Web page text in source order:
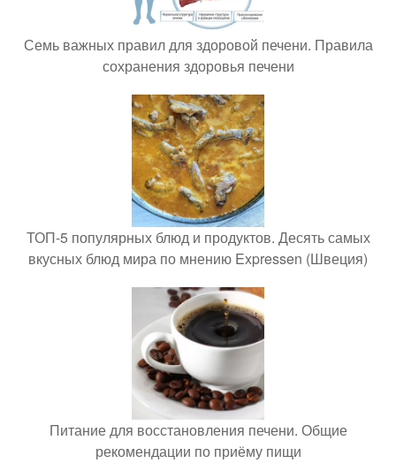
Семь важных правил для здоровой печени. Правила
сохранения здоровья печени
ТОП-5 популярных блюд и продуктов. Десять самых
вкусных блюд мира по мнению Expressen (Швеция)
Питание для восстановления печени. Общие
рекомендации по приёму пищи